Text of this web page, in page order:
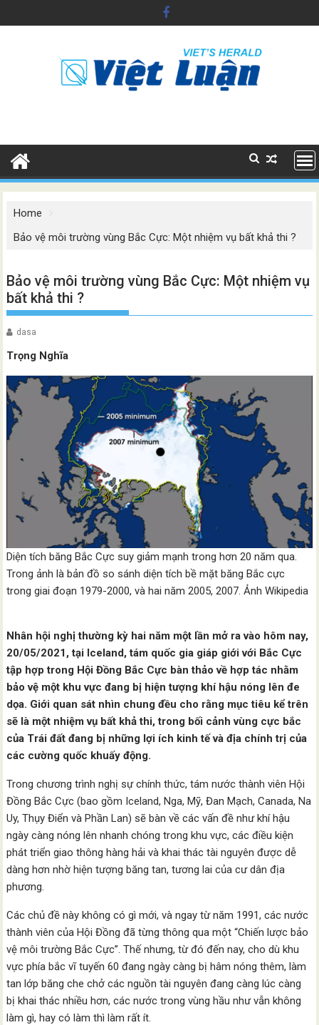
to
Home
Bảo vệ môi trường vùng Bắc Cực: Một nhiệm vụ bất khả thi ?
Bảo vệ môi trường vùng Bắc Cực: Một nhiệm vụ
bất khả thi ?
dasa
Trọng Nghĩa
Diện tích băng Bắc Cực suy giảm mạnh trong hơn 20 năm qua.
Trong ảnh là bản đồ so sánh diện tích bề mặt băng Bắc cực
trong giai đoạn 1979-2000, và hai năm 2005, 2007. Ảnh Wikipedia
Nhân hội nghị thường kỳ hai năm một lần mở ra vào hôm nay,
20/05/2021, tại Iceland, tám quốc gia giáp giới với Bắc Cực
tập hợp trong Hội Đồng Bắc Cực bàn thảo về hợp tác nhằm
bảo vệ một khu vực đang bị hiện tượng khí hậu nóng lên đe
dọa. Giới quan sát nhìn chung đều cho rằng mục tiêu kể trên
sẽ là một nhiệm vụ bất khả thi, trong bối cảnh vùng cực bắc
của Trái đất đang bị những lợi ích kinh tế và địa chính trị của
các cường quốc khuấy động.
Trong chương trình nghị sự chính thức, tám nước thành viên Hội
Đồng Bắc Cực (bao gồm Iceland, Nga, Mỹ, Đan Mạch, Canada, Na
Uy, Thụy Điển và Phần Lan) sẽ bàn về các vấn đề như khí hậu
ngày càng nóng lên nhanh chóng trong khu vực, các điều kiện
phát triển giao thông hàng hải và khai thác tài nguyên được dễ
dàng hơn nhờ hiện tượng băng tan, tương lai của cư dân địa
phương.
Các chủ đề này không có gì mới, và ngay từ năm 1991, các nước
thành viên của Hội Đồng đã từng thông qua một “Chiến lược bảo
vệ môi trường Bắc Cực”. Thế nhưng, từ đó đến nay, cho dù khu
vực phía bắc vĩ tuyến 60 đang ngày càng bị hâm nóng thêm, làm
tan lớp băng che chở các nguồn tài nguyên đang càng lúc càng
bị khai thác nhiều hơn, các nước trong vùng hầu như vẫn không
làm gì, hay có làm thì làm rất ít.